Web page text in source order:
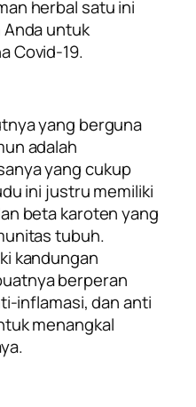
herbal satu ini
untuk
Covid-19.
yang berguna
adalah
yang cukup
ini justru memiliki
beta karoten yang
tubuh.
kandungan
berperan
inflamasi, dan anti
menangkal